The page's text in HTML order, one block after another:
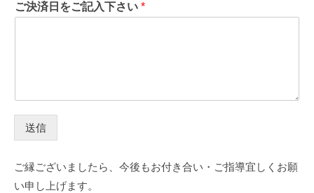
ご決済日をご記入下さい *
送信
ご縁ございましたら、今後もお付き合い・ご指導宜しくお願
い申し上げます。